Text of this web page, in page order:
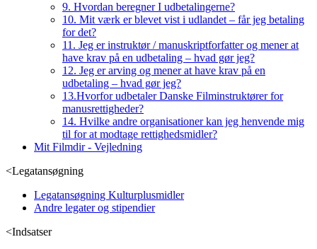
9. Hvordan beregner I udbetalingerne?
10. Mit værk er blevet vist i udlandet – får jeg betaling
for det?
11. Jeg er instruktør / manuskriptforfatter og mener at
have krav på en udbetaling – hvad gør jeg?
12. Jeg er arving og mener at have krav på en
udbetaling – hvad gør jeg?
13.Hvorfor udbetaler Danske Filminstruktører for
manusrettigheder?
14. Hvilke andre organisationer kan jeg henvende mig
til for at modtage rettighedsmidler?
Mit Filmdir - Vejledning
<Legatansøgning
Legatansøgning Kulturplusmidler
Andre legater og stipendier
<Indsatser